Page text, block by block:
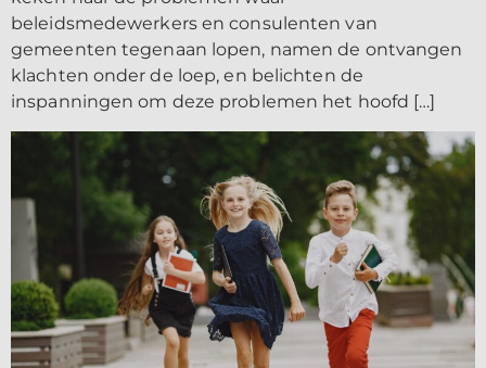
beleidsmedewerkers en consulenten van
gemeenten tegenaan lopen, namen de ontvangen
klachten onder de loep, en belichten de
inspanningen om deze problemen het hoofd […]